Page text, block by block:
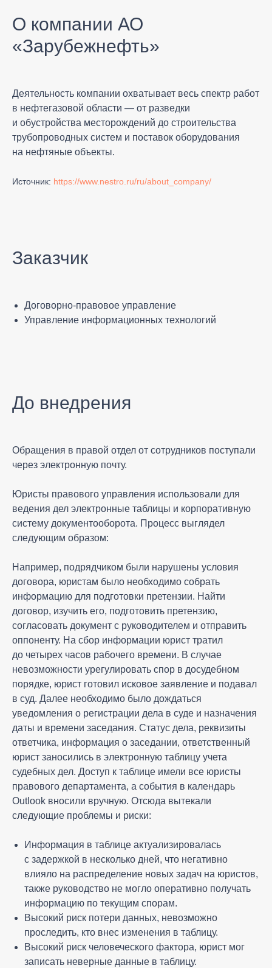
О компании АО
«Зарубежнефть»
Деятельность компании охватывает весь спектр работ
в нефтегазовой области — от разведки
и обустройства месторождений до строительства
трубопроводных систем и поставок оборудования
на нефтяные объекты.
Источник: https://www.nestro.ru/ru/about_company/
Заказчик
Договорно-правовое управление
Управление информационных технологий
До внедрения
Обращения в правой отдел от сотрудников поступали
через электронную почту.
Юристы правового управления использовали для
ведения дел электронные таблицы и корпоративную
систему документооборота. Процесс выглядел
следующим образом:
Например, подрядчиком были нарушены условия
договора, юристам было необходимо собрать
информацию для подготовки претензии. Найти
договор, изучить его, подготовить претензию,
согласовать документ с руководителем и отправить
оппоненту. На сбор информации юрист тратил
до четырех часов рабочего времени. В случае
невозможности урегулировать спор в досудебном
порядке, юрист готовил исковое заявление и подавал
в суд. Далее необходимо было дождаться
уведомления о регистрации дела в суде и назначения
даты и времени заседания. Статус дела, реквизиты
ответчика, информация о заседании, ответственный
юрист заносились в электронную таблицу учета
судебных дел. Доступ к таблице имели все юристы
правового департамента, а события в календарь
Outlook вносили вручную. Отсюда вытекали
следующие проблемы и риски:
Информация в таблице актуализировалась
с задержкой в несколько дней, что негативно
влияло на распределение новых задач на юристов,
также руководство не могло оперативно получать
информацию по текущим спорам.
Высокий риск потери данных, невозможно
проследить, кто внес изменения в таблицу.
Высокий риск человеческого фактора, юрист мог
записать неверные данные в таблицу.